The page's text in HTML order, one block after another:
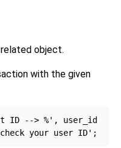
object.
with the given
ID --> %', user_id